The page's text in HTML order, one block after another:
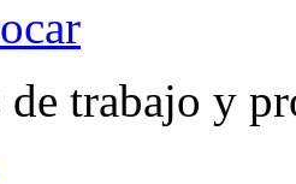
trabajo y